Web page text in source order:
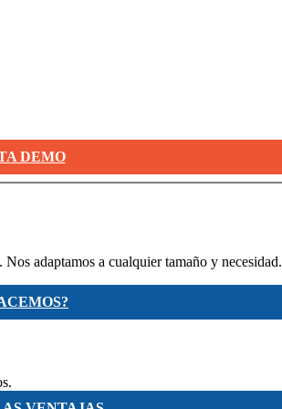
DEMO
adaptamos a cualquier tamaño y necesidad.